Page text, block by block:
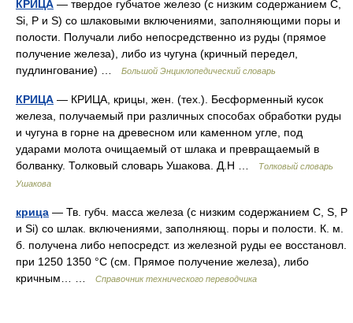
КРИЦА — твердое губчатое железо (с низким содержанием C,
Si, P и S) со шлаковыми включениями, заполняющими поры и
полости. Получали либо непосредственно из руды (прямое
получение железа), либо из чугуна (кричный передел,
пудлингование) …
Большой Энциклопедический словарь
КРИЦА — КРИЦА, крицы, жен. (тех.). Бесформенный кусок
железа, получаемый при различных способах обработки руды
и чугуна в горне на древесном или каменном угле, под
ударами молота очищаемый от шлака и превращаемый в
болванку. Толковый словарь Ушакова. Д.Н …
Толковый словарь
Ушакова
крица — Тв. губч. масса железа (с низким содержанием С, S, Р
и Si) со шлак. включениями, заполняющ. поры и полости. К. м.
б. получена либо непосредст. из железной руды ее восстановл.
при 1250 1350 °С (см. Прямое получение железа), либо
кричным… …
Справочник технического переводчика